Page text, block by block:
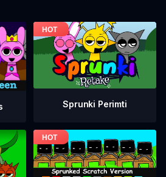
Sprunki Perimti